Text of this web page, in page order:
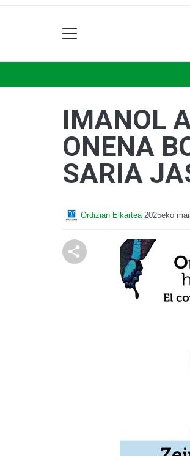
IMANOL
ONENA
SARIA
Ordizian Elkartea 2025eko